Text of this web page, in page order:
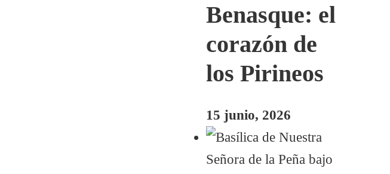
Benasque: el
corazón de
los Pirineos
15 junio, 2026